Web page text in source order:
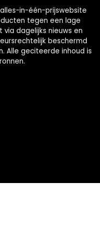
in-één-prijswebsite
tegen een lage
dagelijks nieuws en
beschermd
Alle geciteerde inhoud is